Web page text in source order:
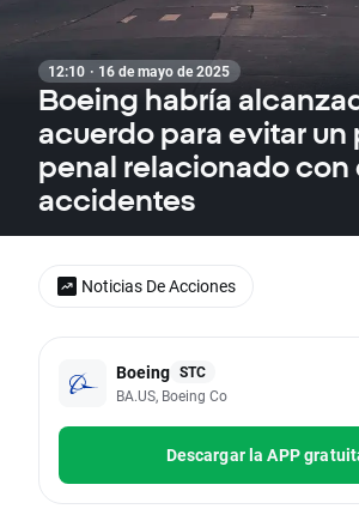
12:10 · 16 de mayo de 2025
Boeing habría
acuerdo para evitar un
penal relacionado con
accidentes
Boeing STC
BA.US, Boeing Co
Descargar la APP
Noticias De Acciones